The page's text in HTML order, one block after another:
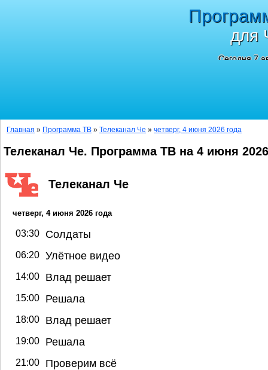
для
Сегодня 7
Главная » Программа ТВ » Телеканал Че » четверг, 4 июня 2026 года
Телеканал Че. Программа ТВ на 4 июня 2026
Телеканал Че
четверг, 4 июня 2026 года
03:30 Солдаты
06:20 Улётное видео
14:00 Влад решает
15:00 Решала
18:00 Влад решает
19:00 Решала
21:00 Проверим всё